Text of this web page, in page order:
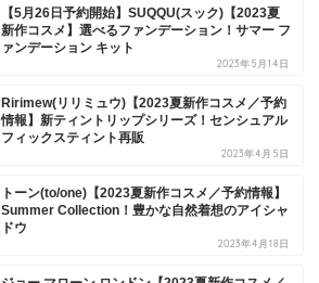
【5月26日予約開始】SUQQU(スック)【2023夏
新作コスメ】選べるファンデーション！サマー フ
ァンデーション キット
2023年5月14日
Ririmew(リリミュウ)【2023夏新作コスメ／予約
情報】新ティントリップシリーズ！センシュアル
フィックスティント再販
2023年4月5日
トーン(to/one)【2023夏新作コスメ／予約情報】
Summer Collection！豊かな自然着想のアイシャ
ドウ
2023年4月18日